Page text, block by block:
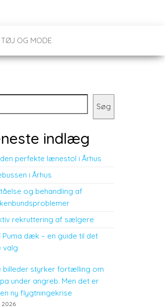
TØJ OG MODE
Søg
indlæg
den perfekte lænestol i Århus
i Århus
og behandling af
rekruttering af sælgere
Puma dæk – en guide til det
valg
billeder styrker fortælling om
under angreb. Men det er
ny flygtningekrise
2026